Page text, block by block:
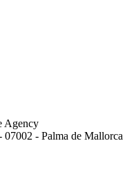
07002 - Palma de Mallorca